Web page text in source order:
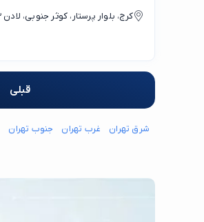
کرج، بلوار پرستار، کوثر جنوبی، لادن 3 شرقی
قبلی
شرق تهران غرب تهران جنوب تهران